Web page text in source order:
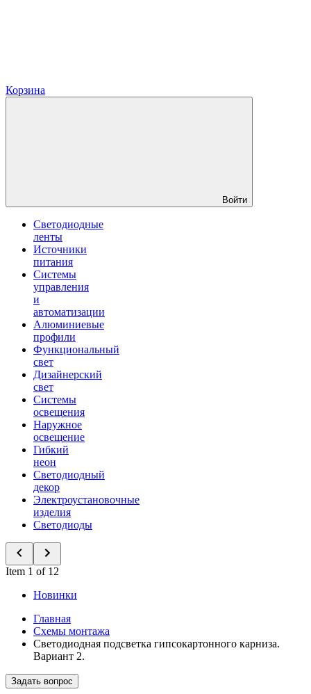
Корзина
Войти
Светодиодные
ленты
Источники
питания
Системы
управления
и
автоматизации
Алюминиевые
профили
Функциональный
свет
Дизайнерский
свет
Системы
освещения
Наружное
освещение
Гибкий
неон
Светодиодный
декор
Электроустановочные
изделия
Светодиоды
Item 1 of 12
Новинки
Главная
Схемы монтажа
Светодиодная подсветка гипсокартонного карниза.
Вариант 2.
Задать вопрос